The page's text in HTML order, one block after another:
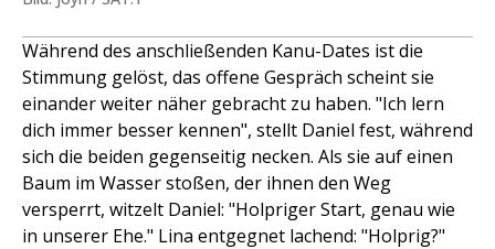
Während des anschließenden Kanu-Dates ist die
Stimmung gelöst, das offene Gespräch scheint sie
einander weiter näher gebracht zu haben. "Ich lern
dich immer besser kennen", stellt Daniel fest, während
sich die beiden gegenseitig necken. Als sie auf einen
Baum im Wasser stoßen, der ihnen den Weg
versperrt, witzelt Daniel: "Holpriger Start, genau wie
in unserer Ehe." Lina entgegnet lachend: "Holprig?"